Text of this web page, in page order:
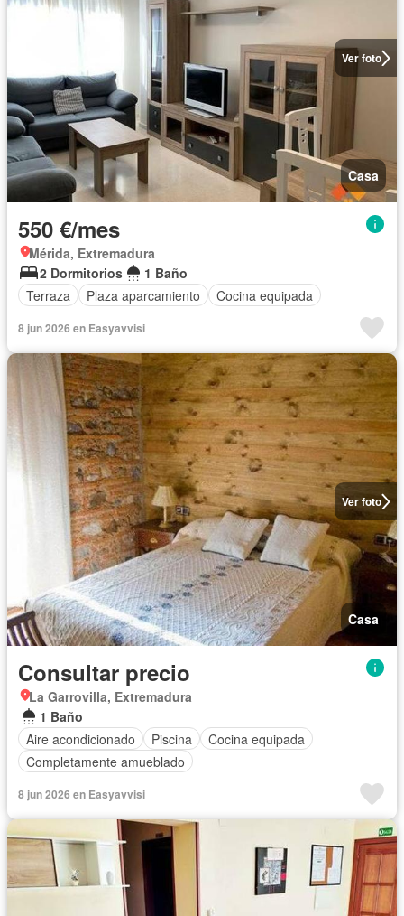
Ver foto
Casa
550 €/mes
Mérida, Extremadura
2 Dormitorios
1 Baño
Terraza
Plaza aparcamiento Cocina equipada
8 jun 2026 en Easyavvisi
Ver foto
Casa
Consultar precio
La Garrovilla, Extremadura
1 Baño
Aire acondicionado
Piscina
Cocina equipada
Completamente amueblado
8 jun 2026 en Easyavvisi